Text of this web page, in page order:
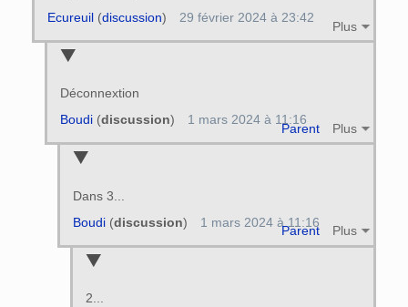
Plus
Ecureuil(discussion) 29 février 2024 à 23:42
Déconnextion
Parent Plus
Boudi(discussion) 1 mars 2024 à 11:16
Dans 3...
Parent Plus
Boudi(discussion) 1 mars 2024 à 11:16
2...